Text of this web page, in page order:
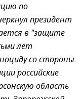
по
президент
в "защите
лет
со стороны
российские
область